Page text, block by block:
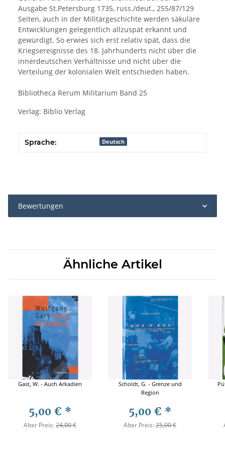
Ausgabe St.Petersburg 1735, russ./deut., 255/87/129
Seiten, auch in der Militärgeschichte werden säkuläre
Entwicklungen gelegentlich allzuspät erkannt und
gewürdigt. So erwies sich erst relativ spät, dass die
Kriegsereignisse des 18. Jahrhunderts nicht über die
innerdeutschen Verhältnisse und nicht über die
Verteilung der kolonialen Welt entschieden haben.
Bibliotheca Rerum Militarium Band 25
Verlag: Biblio Verlag
Sprache: Deutsch
Bewertungen
Ähnliche Artikel
Gast, W. - Auch Arkadien
5,00 € *
Alter Preis:24,00 €
Scholdt, G. - Grenze und
Region
5,00 € *
Alter Preis:25,00 €